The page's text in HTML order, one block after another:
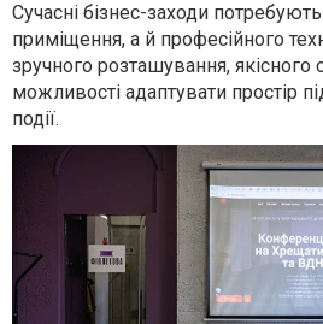
Сучасні бізнес-заходи
приміщення, а й професійного
зручного розташування, якісного
можливості адаптувати простір
події.